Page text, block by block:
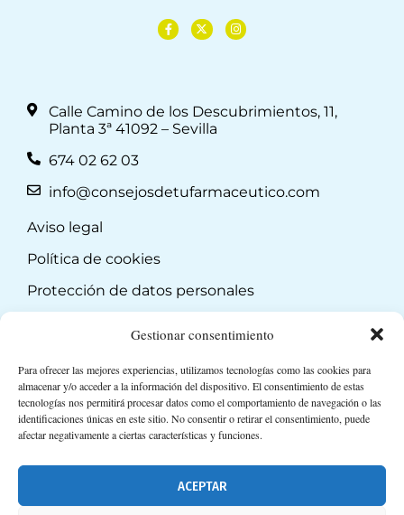
Gestionar consentimiento
Para ofrecer las mejores experiencias, utilizamos tecnologías como las cookies para
almacenar y/o acceder a la información del dispositivo. El consentimiento de estas
tecnologías nos permitirá procesar datos como el comportamiento de navegación o las
identificaciones únicas en este sitio. No consentir o retirar el consentimiento, puede
afectar negativamente a ciertas características y funciones.
ACEPTAR
Calle Camino de los Descubrimientos, 11,
Planta 3ª 41092 – Sevilla
674 02 62 03
info@consejosdetufarmaceutico.com
Aviso legal
Política de cookies
Protección de datos personales